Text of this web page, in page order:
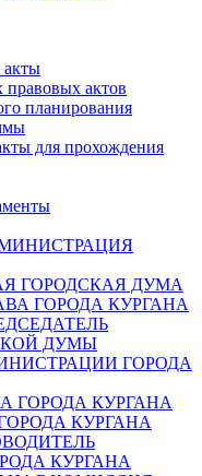
актов
планирования
для прохождения
ГОРОДСКАЯ ДУМА
ГОРОДА КУРГАНА
ДУМЫ
ГОРОДА
ГОРОДА КУРГАНА
КУРГАНА
КУРГАНА